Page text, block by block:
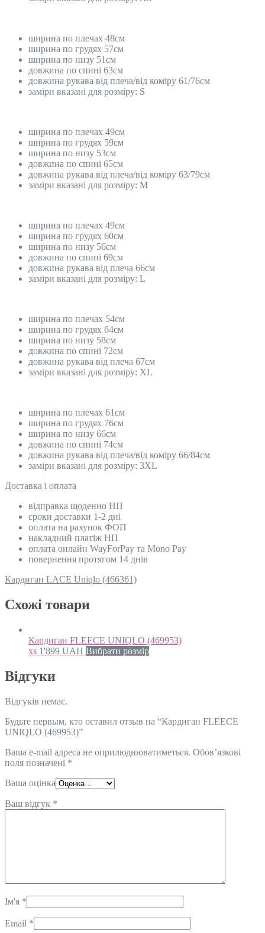
ширина по плечах 48см
ширина по грудях 57см
ширина по низу 51см
довжина по спині 63см
довжина рукава від плеча/від коміру 61/76см
заміри вказані для розміру: S
ширина по плечах 49см
ширина по грудях 59см
ширина по низу 53см
довжина по спині 65см
довжина рукава від плеча/від коміру 63/79см
заміри вказані для розміру: М
ширина по плечах 49см
ширина по грудях 60см
ширина по низу 56см
довжина по спині 69см
довжина рукава від плеча 66см
заміри вказані для розміру: L
ширина по плечах 54см
ширина по грудях 64см
ширина по низу 58см
довжина по спині 72см
довжина рукава від плеча 67см
заміри вказані для розміру: XL
ширина по плечах 61см
ширина по грудях 76см
ширина по низу 66см
довжина по спині 74см
довжина рукава від плеча/від коміру 66/84см
заміри вказані для розміру: 3XL
Доставка і оплата
відправка щоденно НП
сроки доставки 1-2 дні
оплата на рахунок ФОП
накладний платіж НП
оплата онлайн WayForPay та Mono Pay
повернення протягом 14 днів
Кардиган LACE Uniqlo (466361)
Схожi товари
Кардиган FLEECE UNIQLO (469953)
xs 1'899 UAH Вибрати розмір
Відгуки
Відгуків немає.
Будьте первым, кто оставил отзыв на “Кардиган FLEECE
UNIQLO (469953)”
Ваша e-mail адреса не оприлюднюватиметься. Обов’язкові
поля позначені *
Ваша оцінка
Ваш відгук *
Ім'я *
Email *